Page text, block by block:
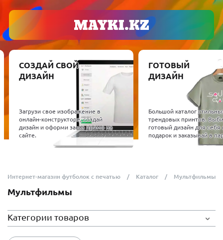
ГОТОВЫЙ
ДИЗАЙН
Большой каталог стильных и
трендовых принтов. Выбирай
готовый дизайн для себя или в
подарок и заказывай в пару кликов.
МАТЕРИАЛЫ
Проверенное
оборудование, на
работаем.
сублимационные
термопрессы и
материалы.
Интернет-магазин футболок с печатью Каталог Мультфильмы
Мультфильмы
Категории товаров